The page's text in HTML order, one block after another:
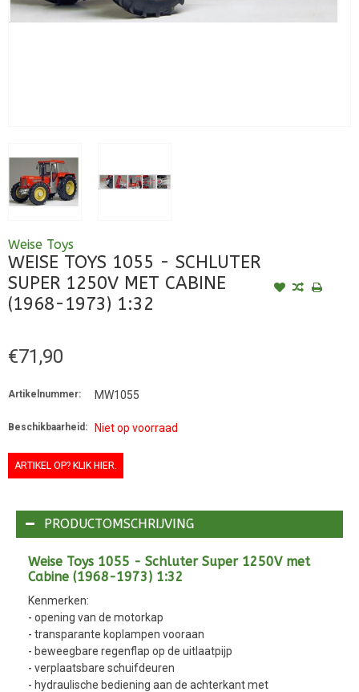
Weise Toys
WEISE TOYS 1055 - SCHLUTER
SUPER 1250V MET CABINE
(1968-1973) 1:32
€71,90
Artikelnummer: MW1055
Beschikbaarheid: Niet op voorraad
ARTIKEL OP? KLIK HIER.
PRODUCTOMSCHRIJVING
Weise Toys 1055 - Schluter Super 1250V met
Cabine (1968-1973) 1:32
Kenmerken:
- opening van de motorkap
- transparante koplampen vooraan
- beweegbare regenflap op de uitlaatpijp
- verplaatsbare schuifdeuren
- hydraulische bediening aan de achterkant met